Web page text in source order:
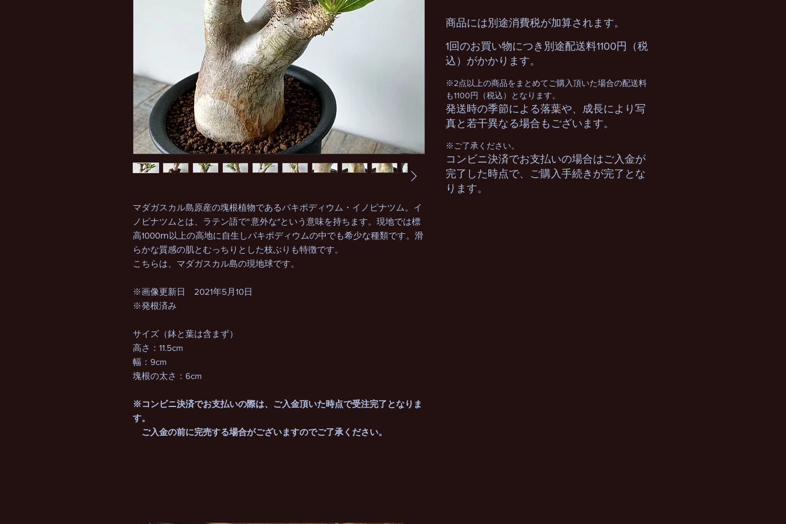
マダガスカル島原産の塊根植物であるパキポディウム・イノピナツム。イ
ノピナツムとは、ラテン語で‶意外な″という意味を持ちます。現地では標
高1000ⅿ以上の高地に自生しパキポディウムの中でも希少な種類です。滑
らかな質感の肌とむっちりとした枝ぶりも特徴です。
こちらは、マダガスカル島の現地球です。
※画像更新日 2021年5月10日
※発根済み
サイズ（鉢と葉は含まず）
高さ：11.5cm
幅：9cm
塊根の太さ：6cm
※コンビニ決済でお支払いの際は、ご入金頂いた時点で受注完了となりま
す。
ご入金の前に完売する場合がございますのでご了承ください。
商品には別途消費税が加算されます。
1回のお買い物につき別途配送料1100円（税
込）がかかります。
※2点以上の商品をまとめてご購入頂いた場合の配送料
も1100円（税込）となります。
発送時の季節による落葉や、成長により写
真と若干異なる場合もございます。
※ご了承ください。
コンビニ決済でお支払いの場合はご入金が
完了した時点で、ご購入手続きが完了とな
ります。